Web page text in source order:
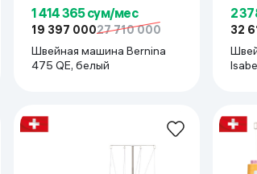
до 5 мм
двойной иглы , 15 швейных операций
двойной иглы
шитья двойной иглой,
1 414 365 сум/мес
19 397 00027 710 000
Швейная машина Bernina
475 QE, белый
2
32